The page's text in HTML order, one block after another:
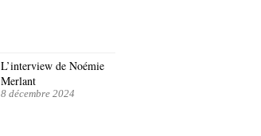
L’interview de Noémie
Merlant
8 décembre 2024